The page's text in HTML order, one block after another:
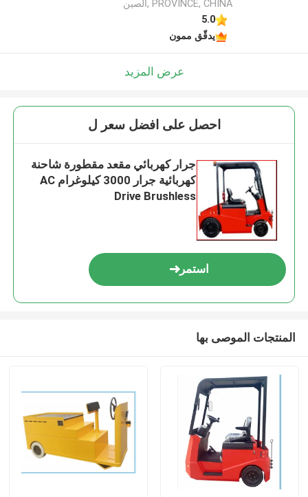
PROVINCE, CHINA ,الصين
5.0
يدقّق ممون
عرض المزيد
احصل على افضل سعر ل
جرار كهربائي مقعد مقطورة شاحنة
كهربائية جرار 3000 كيلوغرام AC
Drive Brushless
استمر
المنتجات الموصى بها